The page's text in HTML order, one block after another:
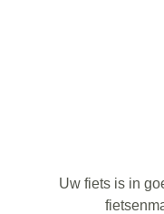
Uw fiets is in